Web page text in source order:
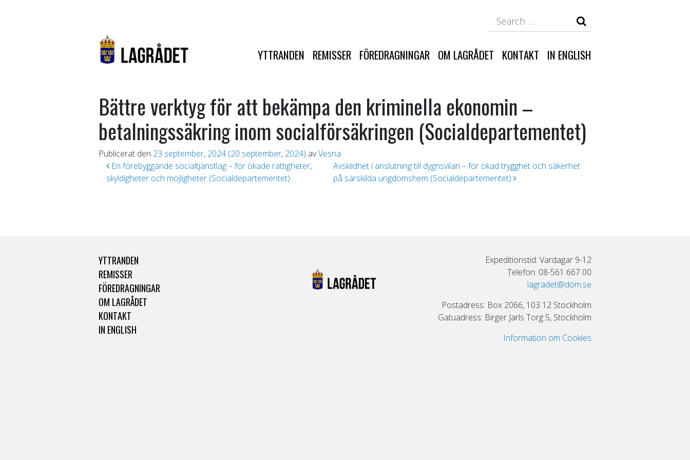
YTTRANDEN REMISSER FÖREDRAGNINGAR OM LAGRÅDET KONTAKT IN ENGLISH
Bättre verktyg för att bekämpa den kriminella ekonomin –
betalningssäkring inom socialförsäkringen (Socialdepartementet)
Publicerat den 23 september, 2024 (20 september, 2024) avVesna
Inläggsnavigering
En förebyggande socialtjänstlag – för ökade rättigheter,
skyldigheter och möjligheter (Socialdepartementet)
Avskildhet i anslutning till dygnsvilan – för ökad trygghet och säkerhet
på särskilda ungdomshem (Socialdepartementet)
YTTRANDEN
REMISSER
FÖREDRAGNINGAR
OM LAGRÅDET
KONTAKT
IN ENGLISH
Expeditionstid: Vardagar 9-12
Telefon: 08-561 667 00
lagradet@dom.se
Postadress: Box 2066, 103 12 Stockholm
Gatuadress: Birger Jarls Torg 5, Stockholm
Information om Cookies